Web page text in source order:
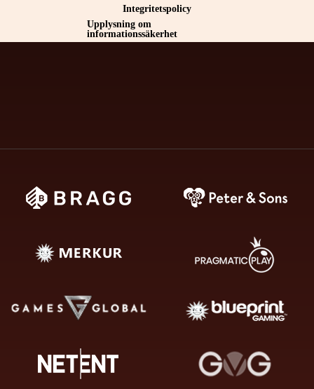
Integritetspolicy
Upplysning om
informationssäkerhet